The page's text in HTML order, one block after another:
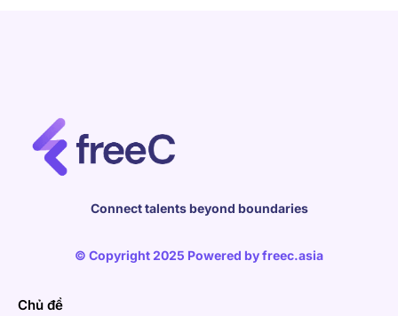
Connect talents beyond boundaries
© Copyright 2025 Powered byfreec.asia
Chủ đề